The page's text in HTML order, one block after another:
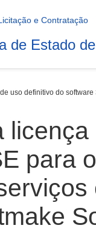
de Estado
uso definitivo do
para